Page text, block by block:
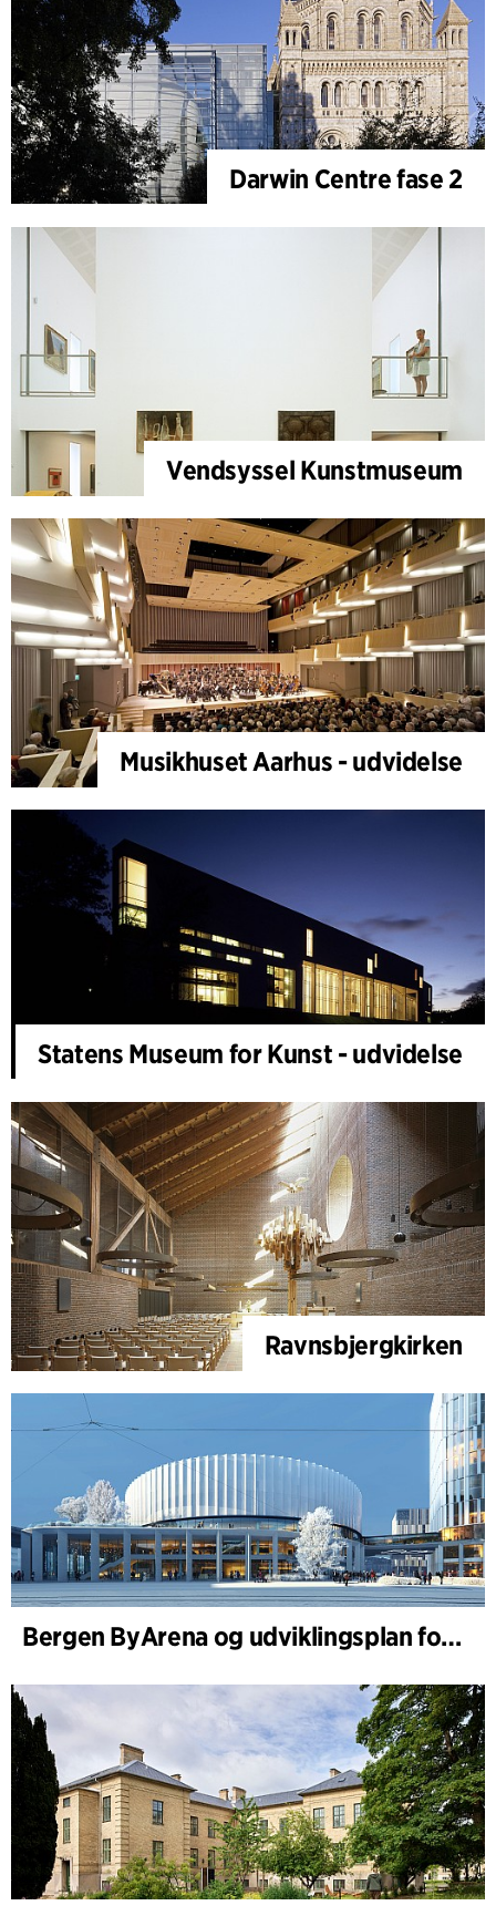
Darwin Centre fase 2
Vendsyssel Kunstmuseum
Musikhuset Aarhus - udvidelse
Statens Museum for Kunst - udvidelse
Ravnsbjergkirken
Bergen ByArena og udviklingsplan for Nygårdstangen